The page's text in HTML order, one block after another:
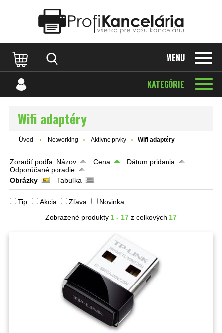
MENU
KATEGÓRIE
Wifi adaptéry
Úvod Networking Aktívne prvky Wifi adaptéry
Zoradiť podľa: Názov Cena
Dátum pridania
Odporúčané poradie
Obrázky
Tabuľka
Tip Akcia Zľava
Novinka
Zobrazené produkty 1 - 17 z celkových 17
Katalóg internetových stránok Designed by Rawpixel.com